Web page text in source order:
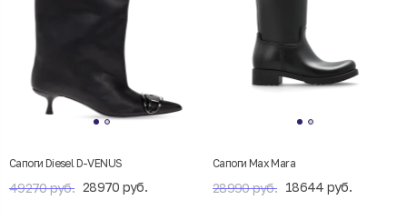
Сапоги Diesel D-VENUS
49270 руб. 28970 руб.
Сапоги Max Mara
28990 руб. 18644 руб.